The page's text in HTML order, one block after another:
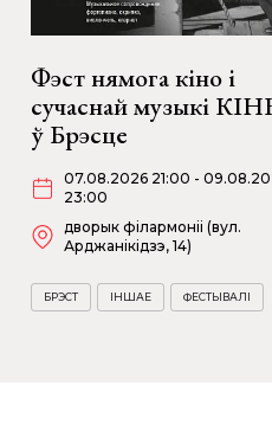
Фэст нямога кіно і
сучаснай музыкі
ў Брэсце
07.08.2026 21:00 -
23:00
дворык філармоніі (вул.
Арджанікідзэ, 14)
БРЭСТ ІНШАЕ ФЕСТЫВАЛІ